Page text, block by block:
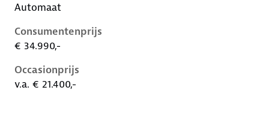
Automaat
Consumentenprijs
€ 34.990,-
Occasionprijs
v.a. € 21.400,-